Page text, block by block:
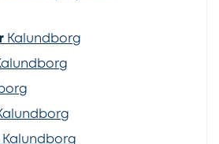
Kalundborg
Kalundborg